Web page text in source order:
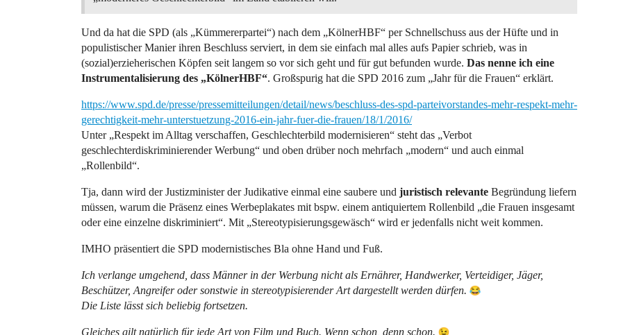
Und da hat die SPD (als „Kümmererpartei“) nach dem „KölnerHBF“ per Schnellschuss aus der Hüfte und in
populistischer Manier ihren Beschluss serviert, in dem sie einfach mal alles aufs Papier schrieb, was in
(sozial)erzieherischen Köpfen seit langem so vor sich geht und für gut befunden wurde. Das nenne ich eine
Instrumentalisierung des „KölnerHBF“. Großspurig hat die SPD 2016 zum „Jahr für die Frauen“ erklärt.
https://www.spd.de/presse/pressemitteilungen/detail/news/beschluss-des-spd-parteivorstandes-mehr-respekt-mehr-
gerechtigkeit-mehr-unterstuetzung-2016-ein-jahr-fuer-die-frauen/18/1/2016/
Unter „Respekt im Alltag verschaffen, Geschlechterbild modernisieren“ steht das „Verbot
geschlechterdiskriminierender Werbung“ und oben drüber noch mehrfach „modern“ und auch einmal
„Rollenbild“.
Tja, dann wird der Justizminister der Judikative einmal eine saubere und juristisch relevante Begründung liefern
müssen, warum die Präsenz eines Werbeplakates mit bspw. einem antiquiertem Rollenbild „die Frauen insgesamt
oder eine einzelne diskriminiert“. Mit „Stereotypisierungsgewäsch“ wird er jedenfalls nicht weit kommen.
IMHO präsentiert die SPD modernistisches Bla ohne Hand und Fuß.
Ich verlange umgehend, dass Männer in der Werbung nicht als Ernährer, Handwerker, Verteidiger, Jäger,
Beschützer, Angreifer oder sonstwie in stereotypisierender Art dargestellt werden dürfen.
Die Liste lässt sich beliebig fortsetzen.
Gleiches gilt natürlich für jede Art von Film und Buch. Wenn schon, denn schon.